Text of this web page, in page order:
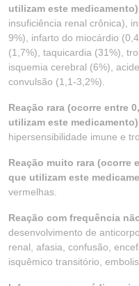
utilizam este
insuficiência renal crônica),
9%), infarto do miocárdio
(1,7%), taquicardia (31%),
isquemia cerebral (6%),
convulsão (1,1-3,2%).
Reação rara (ocorre entre
utilizam este
hipersensibilidade imune e
Reação muito rara (ocorre
que utilizam este
vermelhas.
Reação com frequência
desenvolvimento de
renal, afasia, confusão,
isquêmico transitório,